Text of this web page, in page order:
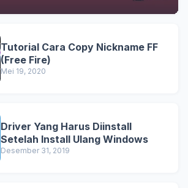
Tutorial Cara Copy Nickname FF
(Free Fire)
Mei 19, 2020
Driver Yang Harus Diinstall
Setelah Install Ulang Windows
Desember 31, 2019